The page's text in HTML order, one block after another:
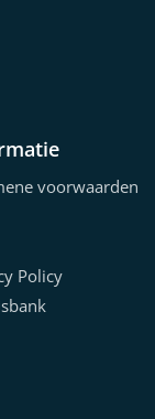
voorwaarden
Policy